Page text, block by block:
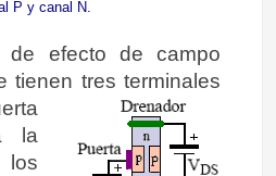
P y canal N.
de efecto de campo
tienen tres terminales
la